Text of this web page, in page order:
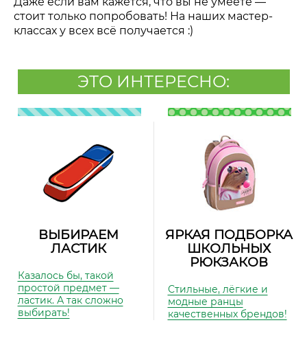
стоит только попробовать! На наших мастер-
классах у всех всё получается :)
ЭТО ИНТЕРЕСНО:
ВЫБИРАЕМ
ЛАСТИК
Казалось бы, такой
простой предмет —
ластик. А так сложно
выбирать!
ЯРКАЯ ПОДБОРКА
ШКОЛЬНЫХ
РЮКЗАКОВ
Стильные, лёгкие и
модные ранцы
качественных брендов!